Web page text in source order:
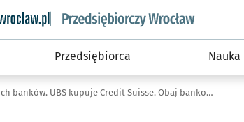
informacyjny wroclaw.pl podserwis:
Przedsiębiorca Nauka
Wielka fuzja szwajcarskich banków. UBS kupuje Credit Suisse. Obaj bankowi giganci są we Wrocławiu